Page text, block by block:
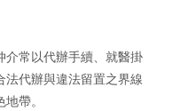
介常以代辦手續、就醫掛
法代辦與違法留置之界線
帶。